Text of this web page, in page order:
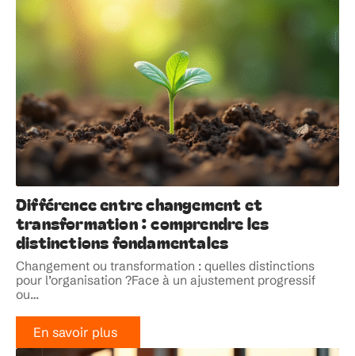
Différence entre changement et
transformation : comprendre les
distinctions fondamentales
Changement ou transformation : quelles distinctions
pour l’organisation ?Face à un ajustement progressif
ou…
En savoir plus